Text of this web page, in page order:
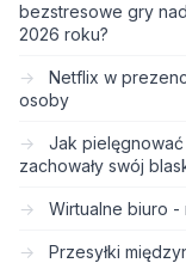
bezstresowe gry
2026 roku?
Netflix w
osoby
Jak
zachowały swój
Wirtualne biuro
Przesyłki